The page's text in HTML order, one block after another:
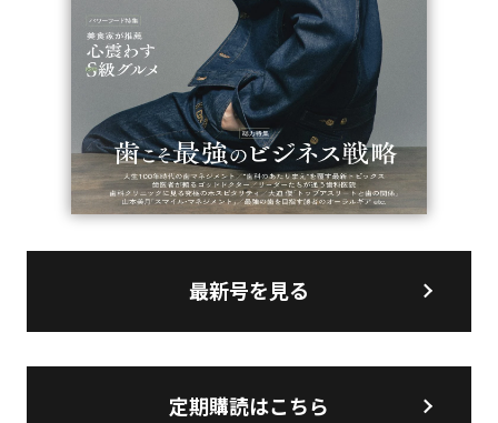
最新号を見る
定期購読はこちら